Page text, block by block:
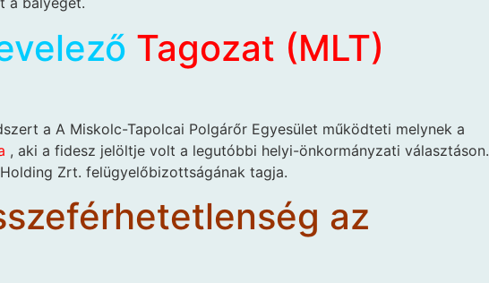
Tagozat (MLT)
a A Miskolc-Tapolcai Polgárőr Egyesület működteti melynek a
, aki a fidesz jelöltje volt a legutóbbi helyi-önkormányzati választáson.
Zrt. felügyelőbizottságának tagja.
az